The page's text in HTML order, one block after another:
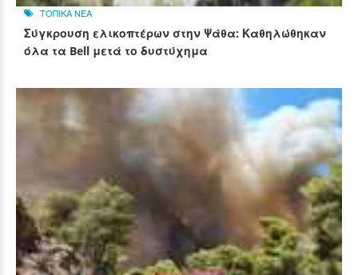
ΤΟΠΙΚΑ ΝΕΑ
Σύγκρουση ελικοπτέρων στην Ψάθα: Καθηλώθηκαν
όλα τα Bell μετά το δυστύχημα